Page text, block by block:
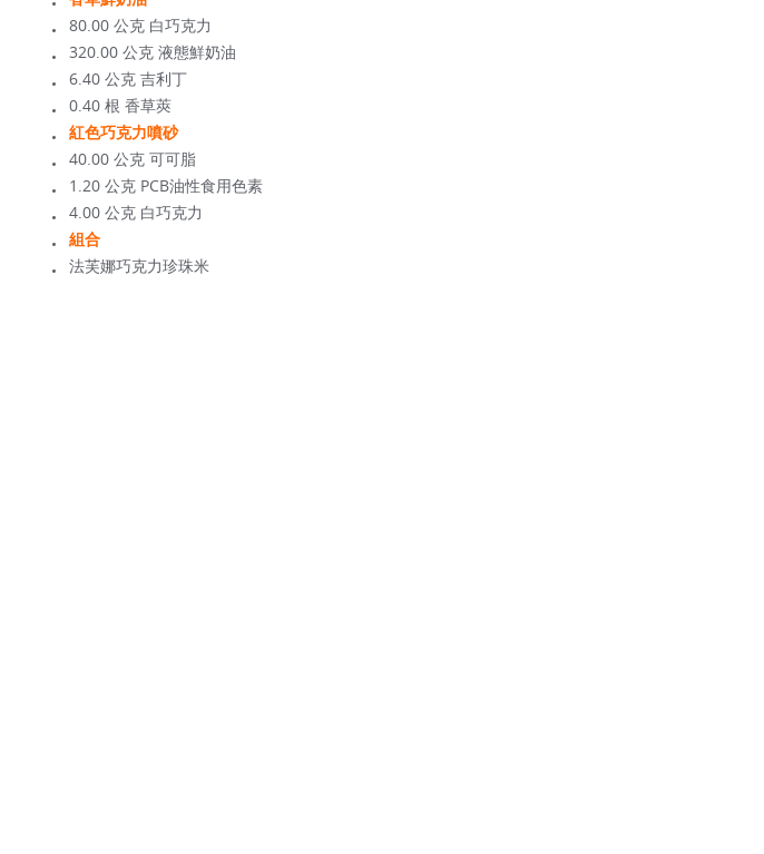
80.00 公克 白巧克力
320.00 公克 液態鮮奶油
6.40 公克 吉利丁
0.40 根 香草莢
紅色巧克力噴砂
40.00 公克 可可脂
1.20 公克 PCB油性食用色素
4.00 公克 白巧克力
組合
法芙娜巧克力珍珠米